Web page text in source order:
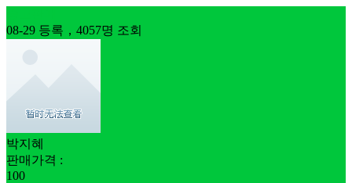
08-29 등록，4057명 조회
박지혜
판매가격 :
100